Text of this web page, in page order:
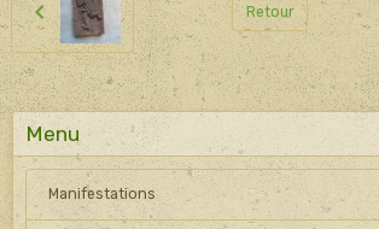
Retour
Menu
Manifestations